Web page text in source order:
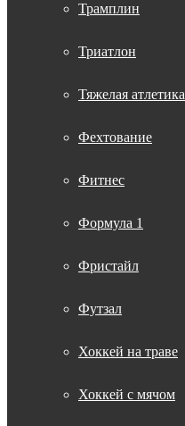
Трамплин
Триатлон
Тяжелая атлетика
Фехтование
Фитнес
Формула 1
Фристайл
Футзал
Хоккей на траве
Хоккей с мячом